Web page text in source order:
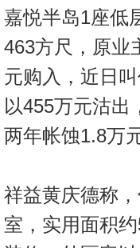
嘉悦半岛1座低
463方尺，原业
元购入，近日
以455万元沽出
两年帐蚀1.8万
祥益黄庆德称
室，实用面积